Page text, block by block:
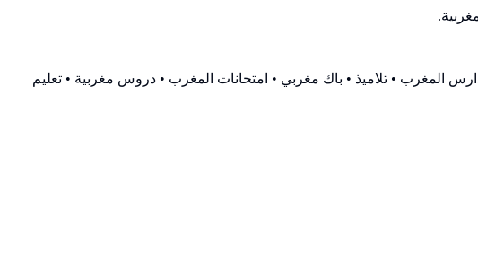
المغرب • تلاميذ • باك مغربي • امتحانات المغرب • دروس مغربية • تعليم